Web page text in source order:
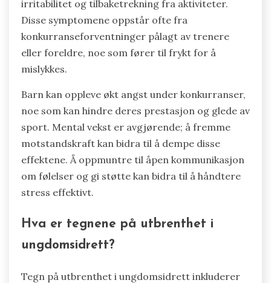
irritabilitet og tilbaketrekning fra aktiviteter.
Disse symptomene oppstår ofte fra
konkurranseforventninger pålagt av trenere
eller foreldre, noe som fører til frykt for å
mislykkes.
Barn kan oppleve økt angst under konkurranser,
noe som kan hindre deres prestasjon og glede av
sport. Mental vekst er avgjørende; å fremme
motstandskraft kan bidra til å dempe disse
effektene. Å oppmuntre til åpen kommunikasjon
om følelser og gi støtte kan bidra til å håndtere
stress effektivt.
Hva er tegnene på utbrenthet i
ungdomsidrett?
Tegn på utbrenthet i ungdomsidrett inkluderer